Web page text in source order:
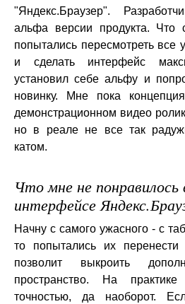
"Яндекс.Браузер".
альфа версии продукта. Что
попытались пересмотреть все
и сделать интерфейс
установил себе альфу и
новинку. Мне пока
демонстрационном видео
но в реале не все так
катом.
Что мне не понравилось
интерфейсе
Начну с самого ужасного - с
то попытались их
позволит выкроить
пространство. На
точностью, да наоборот.